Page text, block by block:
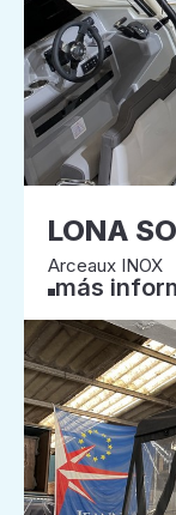
LONA
Arceaux INOX
más